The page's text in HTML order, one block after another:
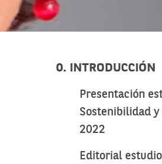
0. INTRODUCCIÓN
Presentación
Sostenibilidad y
2022
Editorial